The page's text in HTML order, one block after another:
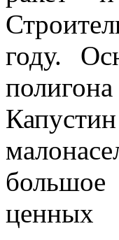
году.
ценных